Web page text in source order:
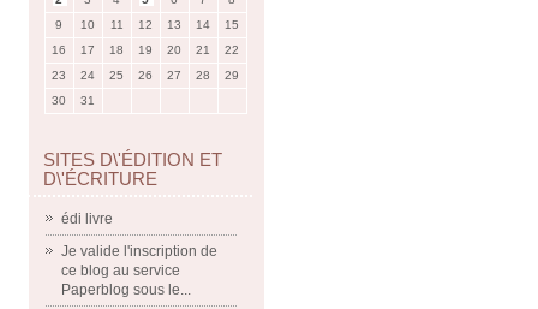
9
10 11 12 13 14
15
16
17 18 19 20 21
22
23
24 25 26 27 28
29
30
31
SITES D\'ÉDITION ET
D\'ÉCRITURE
édi livre
Je valide l'inscription de
ce blog au service
Paperblog sous le...